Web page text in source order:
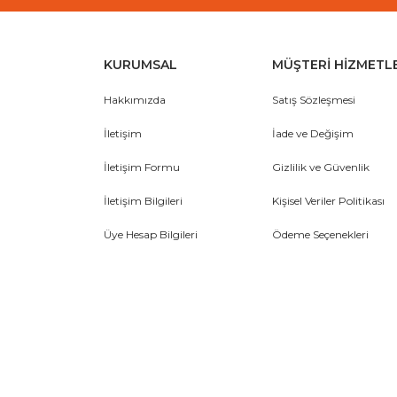
KURUMSAL
Hakkımızda
İletişim
İletişim Formu
İletişim Bilgileri
Üye Hesap Bilgileri
MÜŞTERİ
Satış Sözleşmesi
İade ve Değişim
Gizlilik ve Güvenlik
Kişisel Veriler Politikası
Ödeme Seçenekleri